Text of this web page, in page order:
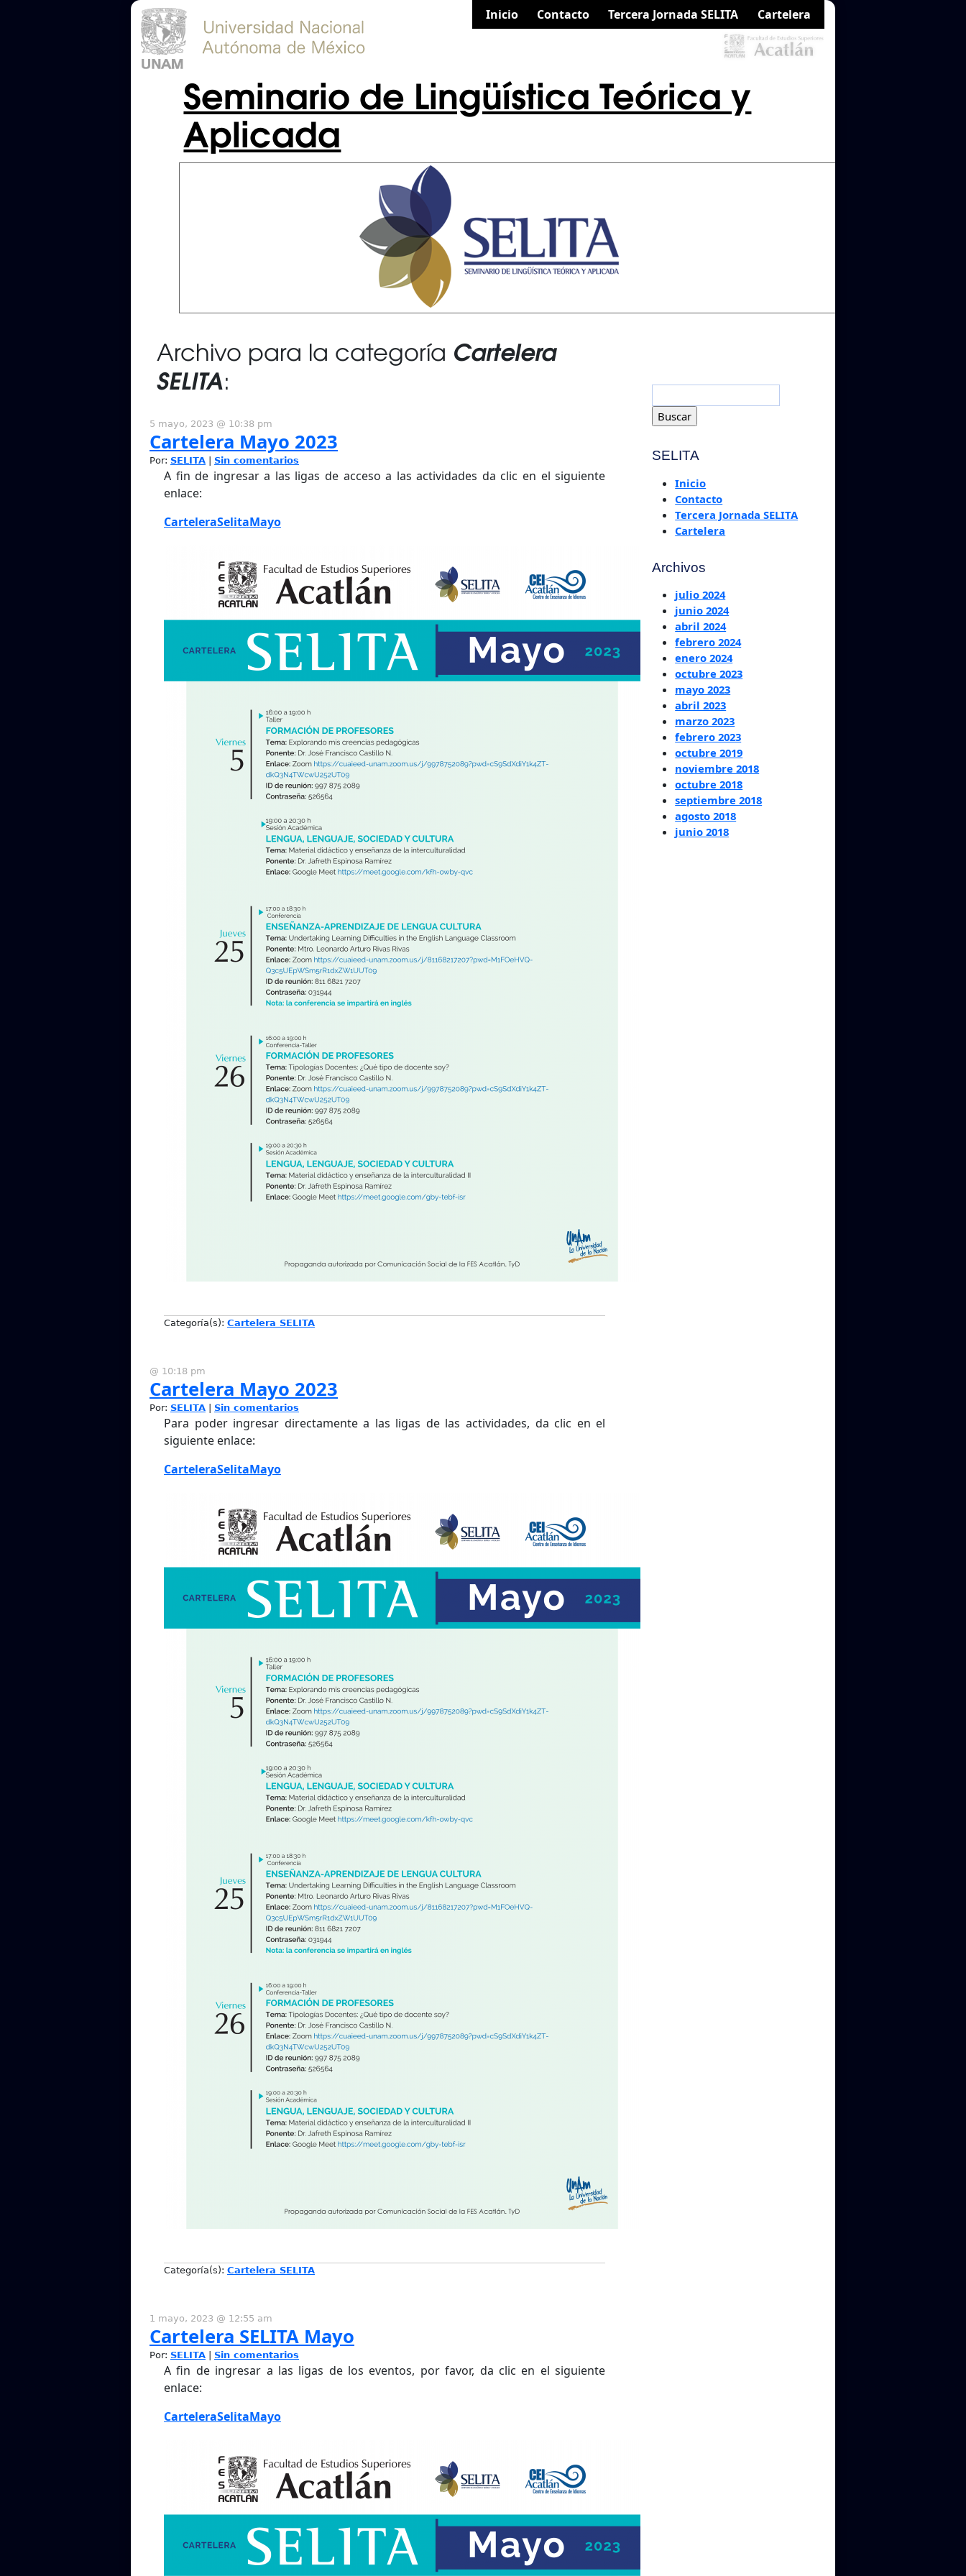
Inicio Contacto Tercera Jornada SELITA Cartelera
Seminario de Lingüística Teórica y
Aplicada
Archivo para la categoría Cartelera
SELITA:
5 mayo, 2023 @ 10:38 pm
Cartelera Mayo 2023
Por: SELITA Sin comentarios
A fin de ingresar a las ligas de acceso a las actividades da clic en el siguiente
enlace:
CarteleraSelitaMayo
Categoría(s): Cartelera SELITA
@ 10:18 pm
Cartelera Mayo 2023
Por: SELITA Sin comentarios
Para poder ingresar directamente a las ligas de las actividades, da clic en el
siguiente enlace:
CarteleraSelitaMayo
Categoría(s): Cartelera SELITA
1 mayo, 2023 @ 12:55 am
Cartelera SELITA Mayo
Por: SELITA Sin comentarios
A fin de ingresar a las ligas de los eventos, por favor, da clic en el siguiente
enlace:
CarteleraSelitaMayo
SELITA
Inicio
Contacto
Tercera Jornada SELITA
Cartelera
Archivos
julio 2024
junio 2024
abril 2024
febrero 2024
enero 2024
octubre 2023
mayo 2023
abril 2023
marzo 2023
febrero 2023
octubre 2019
noviembre 2018
octubre 2018
septiembre 2018
agosto 2018
junio 2018